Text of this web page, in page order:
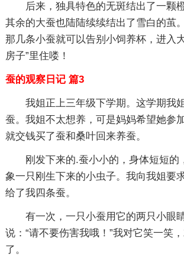
后来，独具特色的无斑结出了一颗
其余的大蚕也陆陆续续结出了雪白的茧
那几条小蚕就可以告别小饲养杯，进入
房子”里住喽！
蚕的观察日记 篇3
我姐正上三年级下学期。这学期我
蚕。我姐不太想养，可是妈妈希望她参
就交钱买了蚕和桑叶回来养蚕。
刚发下来的.蚕小小的，身体短短的
象一只刚生下来的小虫子。我向我姐要
给了我四条蚕。
有一次，一只小蚕用它的两只小眼
说：“请不要伤害我哦！”我对它笑一笑
了。